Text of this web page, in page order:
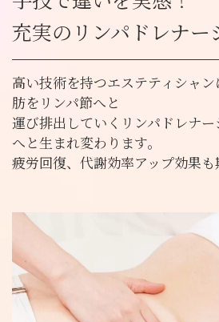
充実のリンパドレナー
高い技術を持つエステティシャ
肪をリンパ節へと
運び排出していくリンパドレナ
へと生まれ変わります。
疲労回復、代謝効率アップ効果も